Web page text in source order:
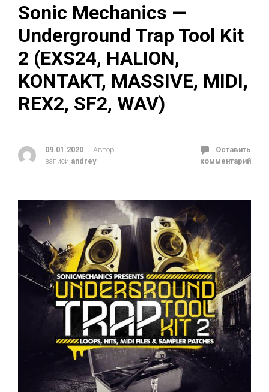
Sonic Mechanics —
Underground Trap Tool Kit
2 (EXS24, HALION,
KONTAKT, MASSIVE, MIDI,
REX2, SF2, WAV)
09.01.2020
Автор
записи andrey
Оставить
комментарий